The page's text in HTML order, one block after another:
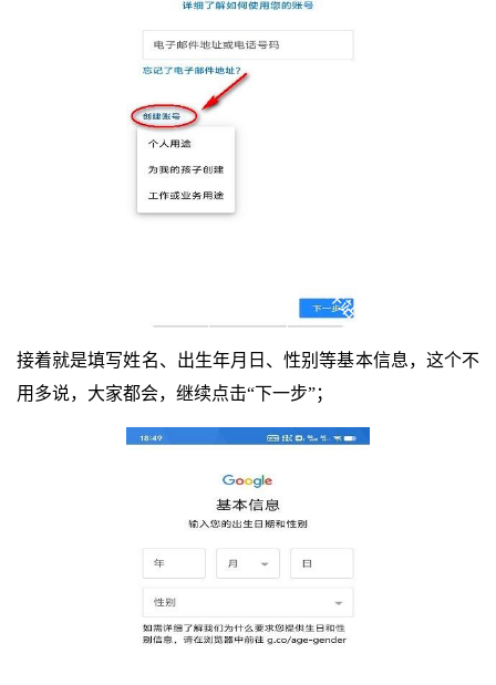
接着就是填写姓名、出生年月日、性别等基本信息，这个不
用多说，大家都会，继续点击“下一步”；